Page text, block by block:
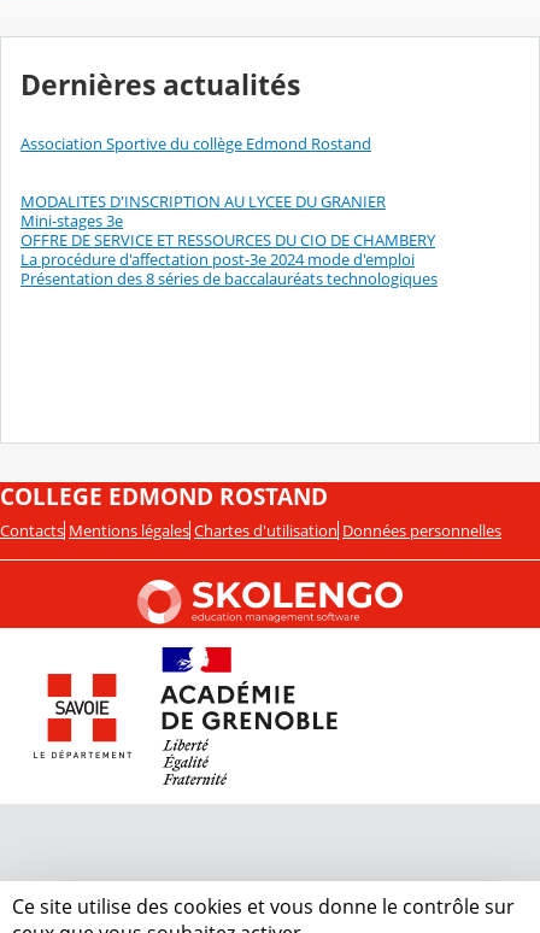
Dernières actualités
Association Sportive du collège Edmond Rostand
MODALITES D'INSCRIPTION AU LYCEE DU GRANIER
Mini-stages 3e
OFFRE DE SERVICE ET RESSOURCES DU CIO DE CHAMBERY
La procédure d'affectation post-3e 2024 mode d'emploi
Présentation des 8 séries de baccalauréats technologiques
COLLEGE EDMOND ROSTAND
Contacts Mentions légales Chartes d'utilisation Données personnelles
Ce site utilise des cookies et vous donne le contrôle sur